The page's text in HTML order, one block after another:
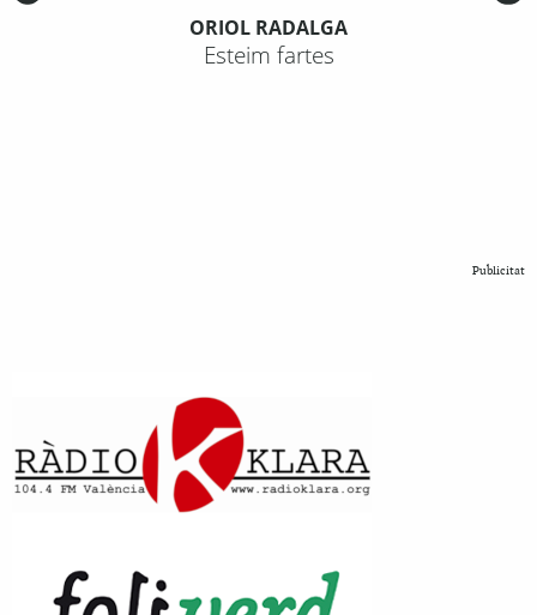
ORIOL RADALGA
Esteim fartes
Publicitat